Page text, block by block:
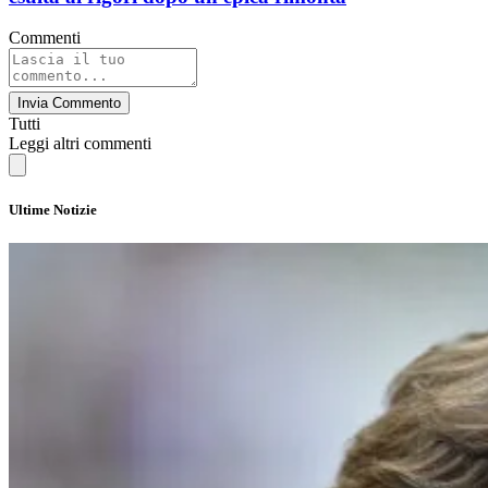
Commenti
Invia Commento
Tutti
Leggi altri commenti
Ultime Notizie